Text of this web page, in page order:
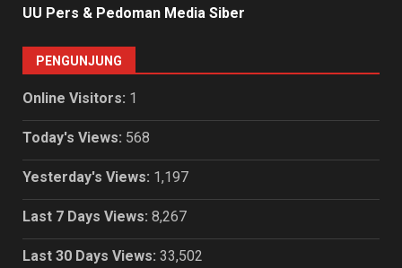
UU Pers & Pedoman Media Siber
PENGUNJUNG
Online Visitors: 1
Today's Views: 568
Yesterday's Views: 1,197
Last 7 Days Views: 8,267
Last 30 Days Views: 33,502